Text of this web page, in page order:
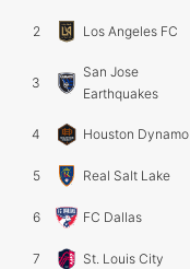
2 Los Angeles FC
3
San Jose
Earthquakes
4 Houston Dynamo
5 Real Salt Lake
6 FC Dallas
7 St. Louis City